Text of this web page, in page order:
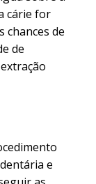
cárie for
chances de
de
e